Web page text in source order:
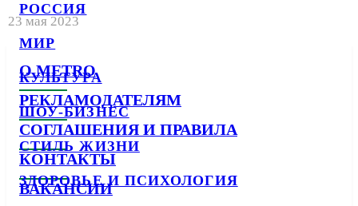
РОССИЯ
МИР
КУЛЬТУРА
ШОУ-БИЗНЕС
СТИЛЬ ЖИЗНИ
ЗДОРОВЬЕ И ПСИХОЛОГИЯ
23 мая 2023
О METRO
РЕКЛАМОДАТЕЛЯМ
СОГЛАШЕНИЯ И ПРАВИЛА
КОНТАКТЫ
ВАКАНСИИ